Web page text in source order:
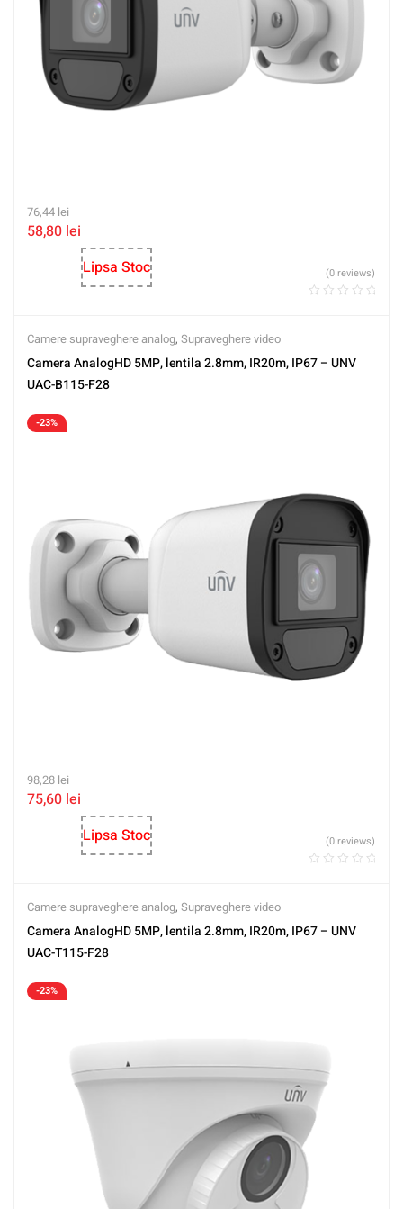
76,44lei
58,80 lei
Lipsa Stoc
(0 reviews)
Camere supraveghere analog, Supraveghere video
Camera AnalogHD 5MP, lentila 2.8mm, IR20m, IP67 – UNV
UAC-B115-F28
-23%
98,28lei
75,60 lei
Lipsa Stoc
(0 reviews)
Camere supraveghere analog, Supraveghere video
Camera AnalogHD 5MP, lentila 2.8mm, IR20m, IP67 – UNV
UAC-T115-F28
-23%